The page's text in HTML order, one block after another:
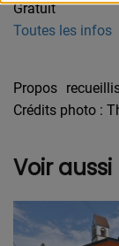
Gratuit
Toutes les infos
Propos
Crédits photo :
Voir aussi